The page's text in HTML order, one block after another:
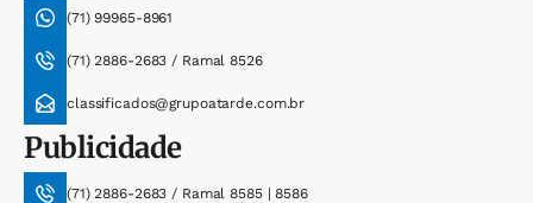
(71) 99965-8961
(71) 2886-2683 / Ramal 8526
classificados@grupoatarde.com.br
Publicidade
(71) 2886-2683 / Ramal 8585 | 8586